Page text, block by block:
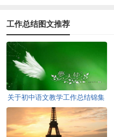
工作总结图文推荐
关于初中语文教学工作总结锦集
十篇